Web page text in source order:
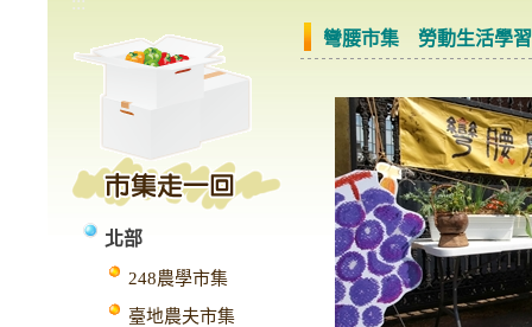
北部
248農學市集
臺地農夫市集
彎腰市集 勞動生活學